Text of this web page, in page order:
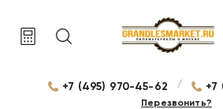
+7 (495) 970-45-62 / +7
Перезвонить?